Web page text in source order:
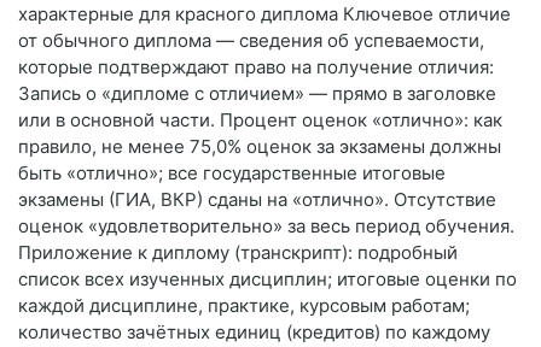
характерные для красного диплома Ключевое отличие
от обычного диплома — сведения об успеваемости,
которые подтверждают право на получение отличия:
Запись о «дипломе с отличием» — прямо в заголовке
или в основной части. Процент оценок «отлично»: как
правило, не менее 75,0% оценок за экзамены должны
быть «отлично»; все государственные итоговые
экзамены (ГИА, ВКР) сданы на «отлично». Отсутствие
оценок «удовлетворительно» за весь период обучения.
Приложение к диплому (транскрипт): подробный
список всех изученных дисциплин; итоговые оценки по
каждой дисциплине, практике, курсовым работам;
количество зачётных единиц (кредитов) по каждому